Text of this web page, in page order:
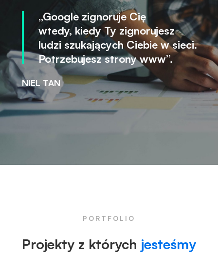
„Google zignoruje Cię
wtedy, kiedy Ty zignorujesz
ludzi szukających Ciebie w sieci.
Potrzebujesz strony www”.
NIEL TAN
PORTFOLIO
Projekty z których jesteśmy